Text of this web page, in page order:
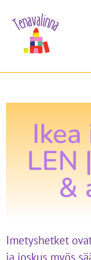
LEN
&
Imetyshetket
ja joskus myös